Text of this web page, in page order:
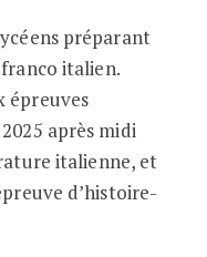
préparant
italien.
épreuves
après midi
italienne, et
d’histoire-